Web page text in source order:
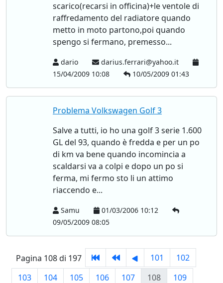
scarico(recarsi in officina)+le ventole di
raffredamento del radiatore quando
metto in moto partono,poi quando
spengo si fermano, premesso...
dario
darius.ferrari@yahoo.it
15/04/2009 10:08
10/05/2009 01:43
Problema Volkswagen Golf 3
Salve a tutti, io ho una golf 3 serie 1.600
GL del 93, quando è fredda e per un po
di km va bene quando incomincia a
scaldarsi va a colpi e dopo un po si
ferma, mi fermo sto li un attimo
riaccendo e...
Samu
01/03/2006 10:12
09/05/2009 08:05
Pagina 108 di 197 101
102
103
104 105 106 107 108 109